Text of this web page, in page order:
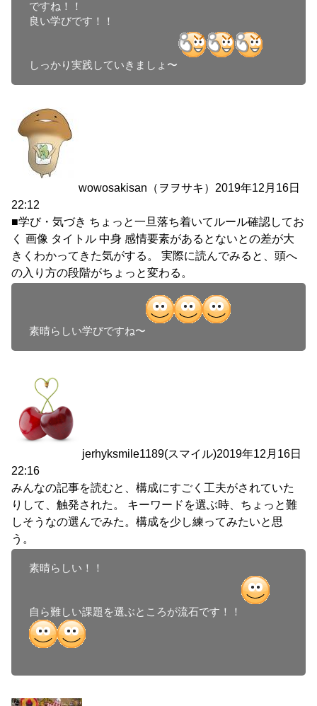
ですね！！
良い学びです！！
しっかり実践していきましょ〜
wowosakisan（ヲヲサキ） 2019年12月16日
22:12
■学び・気づき ちょっと一旦落ち着いてルール確認してお
く 画像 タイトル 中身 感情要素があるとないとの差が大
きくわかってきた気がする。 実際に読んでみると、頭へ
の入り方の段階がちょっと変わる。
素晴らしい学びですね〜
jerhyksmile1189(スマイル)2019年12月16日
22:16
みんなの記事を読むと、構成にすごく工夫がされていた
りして、触発された。 キーワードを選ぶ時、ちょっと難
しそうなの選んでみた。構成を少し練ってみたいと思
う。
素晴らしい！！
自ら難しい課題を選ぶところが流石です！！